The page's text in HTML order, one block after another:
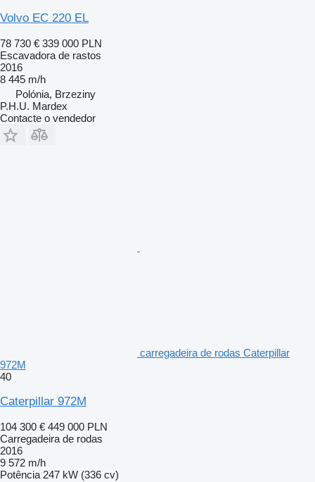
Volvo EC 220 EL
78 730 € 339 000 PLN
Escavadora de rastos
2016
8 445 m/h
Polónia, Brzeziny
P.H.U. Mardex
Contacte o vendedor
carregadeira de rodas Caterpillar
972M
40
Caterpillar 972M
104 300 € 449 000 PLN
Carregadeira de rodas
2016
9 572 m/h
Potência 247 kW (336 cv)